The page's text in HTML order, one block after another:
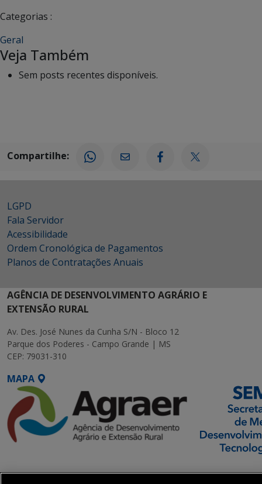
Categorias :
Geral
Veja Também
Sem posts recentes disponíveis.
Compartilhe:
LGPD
Fala Servidor
Acessibilidade
Ordem Cronológica de Pagamentos
Planos de Contratações Anuais
AGÊNCIA DE DESENVOLVIMENTO AGRÁRIO E
EXTENSÃO RURAL
Av. Des. José Nunes da Cunha S/N - Bloco 12
Parque dos Poderes - Campo Grande | MS
CEP: 79031-310
MAPA